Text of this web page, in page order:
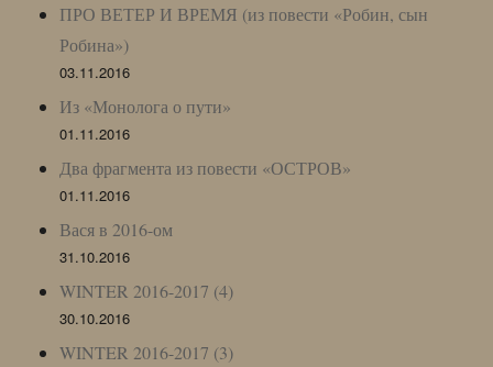
ПРО ВЕТЕР И ВРЕМЯ (из повести «Робин, сын
Робина»)
03.11.2016
Из «Монолога о пути»
01.11.2016
Два фрагмента из повести «ОСТРОВ»
01.11.2016
Вася в 2016-ом
31.10.2016
WINTER 2016-2017 (4)
30.10.2016
WINTER 2016-2017 (3)